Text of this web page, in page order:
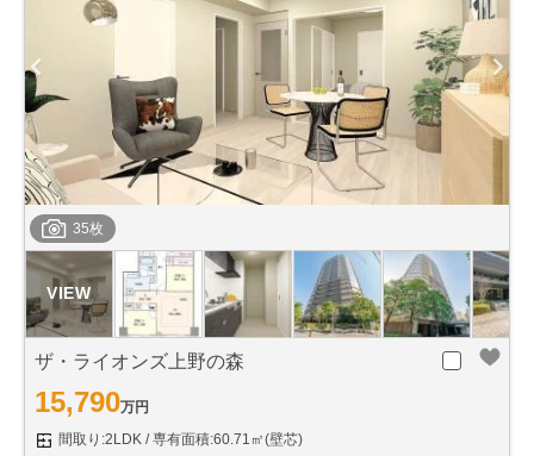
35枚
ザ・ライオンズ上野の森
15,790万円
間取り:2LDK
専有面積:60.71㎡(壁芯)